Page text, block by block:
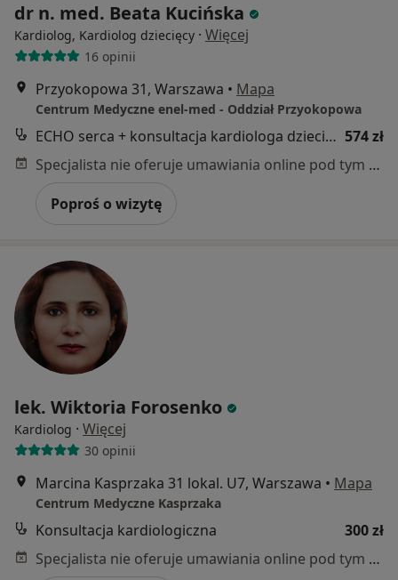
dr n. med. Beata Kucińska
Kardiolog, Kardiolog dziecięcy · Więcej
16 opinii
Przyokopowa 31, Warszawa • Mapa
Centrum Medyczne enel-med - Oddział Przyokopowa
ECHO serca + konsultacja kardiologa dziecięcego 574 zł
Specjalista nie oferuje umawiania online pod tym adresem.
Poproś o wizytę
lek. Wiktoria Forosenko
Kardiolog · Więcej
30 opinii
Marcina Kasprzaka 31 lokal. U7, Warszawa • Mapa
Centrum Medyczne Kasprzaka
Konsultacja kardiologiczna
300 zł
Specjalista nie oferuje umawiania online pod tym adresem.